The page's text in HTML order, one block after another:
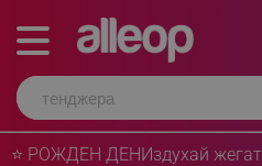
⭐ РОЖДЕН ДЕНИздухай